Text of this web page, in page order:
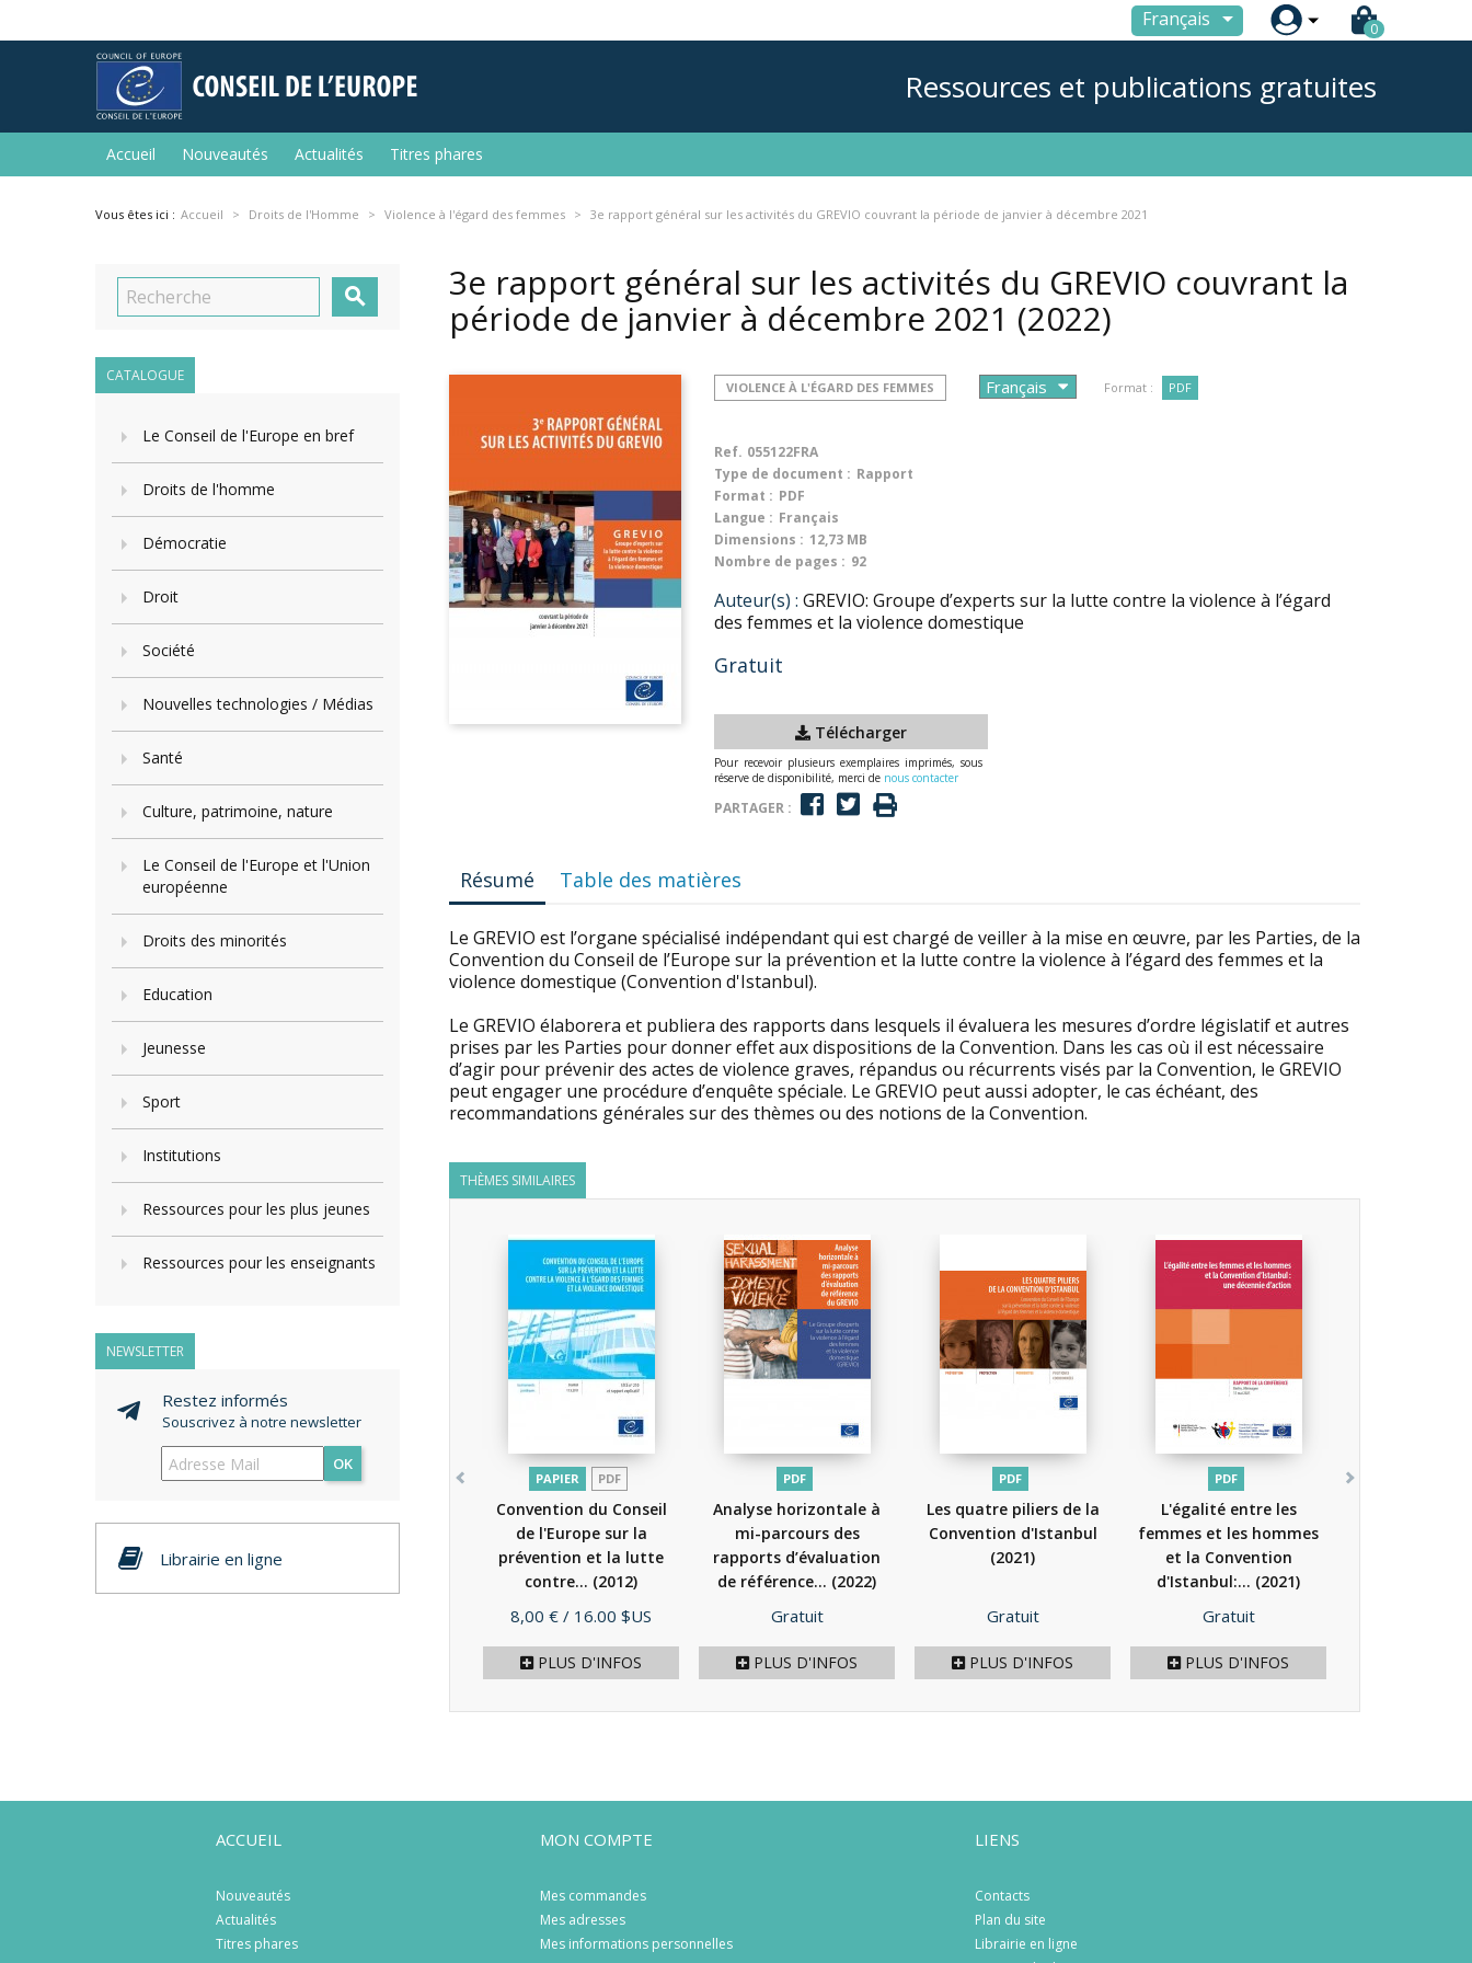
Français  0
Ressources et publications gratuites
Accueil Nouveautés Actualités Titres phares
Vous êtes ici : Accueil Droits de l'Homme Violence à l'égard des femmes 3e rapport général sur les activités du GREVIO couvrant la période de janvier à décembre 2021

CATALOGUE
Le Conseil de l'Europe en bref
Droits de l'homme
Démocratie
Droit
Société
Nouvelles technologies / Médias
Santé
Culture, patrimoine, nature
Le Conseil de l'Europe et l'Union
européenne
Droits des minorités
Education
Jeunesse
Sport
Institutions
Ressources pour les plus jeunes
Ressources pour les enseignants
NEWSLETTER
Restez informés
Souscrivez à notre newsletter
OK
Librairie en ligne
3e rapport général sur les activités du GREVIO couvrant la
période de janvier à décembre 2021 (2022)
VIOLENCE À L'ÉGARD DES FEMMES Format : PDF
Ref. 055122FRA
Type de document : Rapport
Format : PDF
Langue : Français
Dimensions : 12,73 MB
Nombre de pages : 92
Auteur(s) : GREVIO: Groupe d’experts sur la lutte contre la violence à l’égard
des femmes et la violence domestique
Gratuit
Télécharger
Pour recevoir plusieurs exemplaires imprimés, sous
réserve de disponibilité, merci de nous contacter
PARTAGER :
Résumé Table des matières
Le GREVIO est l’organe spécialisé indépendant qui est chargé de veiller à la mise en œuvre, par les Parties, de la
Convention du Conseil de l’Europe sur la prévention et la lutte contre la violence à l’égard des femmes et la
violence domestique (Convention d'Istanbul).
Le GREVIO élaborera et publiera des rapports dans lesquels il évaluera les mesures d’ordre législatif et autres
prises par les Parties pour donner effet aux dispositions de la Convention. Dans les cas où il est nécessaire
d’agir pour prévenir des actes de violence graves, répandus ou récurrents visés par la Convention, le GREVIO
peut engager une procédure d’enquête spéciale. Le GREVIO peut aussi adopter, le cas échéant, des
recommandations générales sur des thèmes ou des notions de la Convention.
THÈMES SIMILAIRES
PAPIER PDF
Convention du Conseil
de l'Europe sur la
prévention et la lutte
contre... (2012)
Prix
8,00 € / 16.00 $US
PLUS D'INFOS
PDF
Analyse horizontale à
mi-parcours des
rapports d’évaluation
de référence... (2022)
Prix
Gratuit
PLUS D'INFOS
PDF
Les quatre piliers de la
Convention d'Istanbul
(2021)
Prix
Gratuit
PLUS D'INFOS
PDF
L'égalité entre les
femmes et les hommes
et la Convention
d'Istanbul:... (2021)
Prix
Gratuit
PLUS D'INFOS
ACCUEIL
Nouveautés
Actualités
Titres phares
MON COMPTE
Mes commandes
Mes adresses
Mes informations personnelles
LIENS
Contacts
Plan du site
Librairie en ligne